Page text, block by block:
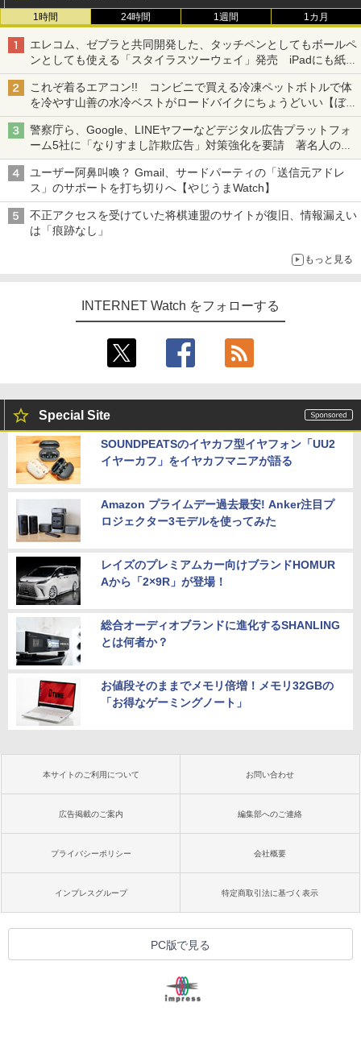
1時間 24時間 1週間 1カ月
エレコム、ゼブラと共同開発した、タッチペンとしてもボールペ
ンとしても使える「スタイラスツーウェイ」発売 iPadにも紙に
も、持ち替えずに書き込める
これぞ着るエアコン!! コンビニで買える冷凍ペットボトルで体
を冷やす山善の水冷ベストがロードバイクにちょうどいい【ぼっ
ち・ざ・ろーど！その14】【空いた時間でなにしてる？】
警察庁ら、Google、LINEヤフーなどデジタル広告プラットフォ
ーム5社に「なりすまし詐欺広告」対策強化を要請 著名人の写
真や映像を使った投資詐欺などへの対策として
ユーザー阿鼻叫喚？ Gmail、サードパーティの「送信元アドレ
ス」のサポートを打ち切りへ【やじうまWatch】
不正アクセスを受けていた将棋連盟のサイトが復旧、情報漏えい
は「痕跡なし」
もっと見る
INTERNET Watch をフォローする
Special Site
SOUNDPEATSのイヤカフ型イヤフォン「UU2
イヤーカフ」をイヤカフマニアが語る
Amazon プライムデー過去最安! Anker注目プ
ロジェクター3モデルを使ってみた
レイズのプレミアムカー向けブランドHOMUR
Aから「2×9R」が登場！
総合オーディオブランドに進化するSHANLING
とは何者か？
お値段そのままでメモリ倍増！メモリ32GBの
「お得なゲーミングノート」
本サイトのご利用について お問い合わせ
広告掲載のご案内 編集部へのご連絡
プライバシーポリシー 会社概要
インプレスグループ 特定商取引法に基づく表示
PC版で見る